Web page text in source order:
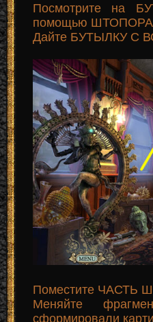
Посмотрите на
помощью ШТОПОРА
Дайте БУТЫЛКУ С
Поместите ЧАСТЬ
Меняйте
сформировали